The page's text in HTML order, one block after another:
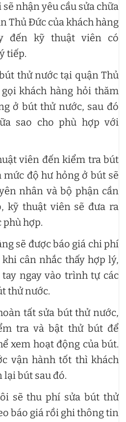
sẽ nhận yêu cầu sửa chữa
Thủ Đức của khách hàng
đến kỹ thuật viên có
tiếp.
thử nước tại quận Thủ
khách hàng hỏi thăm
ở bút thử nước, sau đó
sao cho phù hợp với
viên đến kiểm tra bút
độ hư hỏng ở bút sẽ
nhân và bộ phận cần
kỹ thuật viên sẽ đưa ra
phù hợp.
sẽ được báo giá chi phí
cân nhắc thấy hợp lý,
ngay vào trình tự các
thử nước.
tất sửa bút thử nước,
tra và bật thử bút để
xem hoạt động của bút.
vận hành tốt thì khách
lại bút sau đó.
sẽ thu phí sửa bút thử
báo giá rồi ghi thông tin